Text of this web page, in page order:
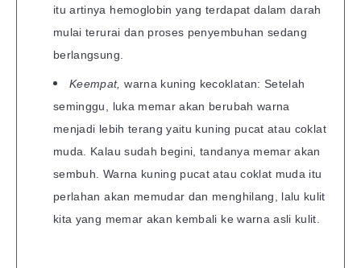
itu artinya hemoglobin yang terdapat dalam darah
mulai terurai dan proses penyembuhan sedang
berlangsung.
Keempat, warna kuning kecoklatan: Setelah
seminggu, luka memar akan berubah warna
menjadi lebih terang yaitu kuning pucat atau coklat
muda. Kalau sudah begini, tandanya memar akan
sembuh. Warna kuning pucat atau coklat muda itu
perlahan akan memudar dan menghilang, lalu kulit
kita yang memar akan kembali ke warna asli kulit.